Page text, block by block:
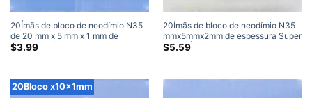
20Ímãs de bloco de neodímio N35
de 20 mm x 5 mm x 1 mm de
espessura Ímãs super fortes
$3.99
20Ímãs de bloco de neodímio N35
mmx5mmx2mm de espessura Super
Fortes Ímãs retangulares planos e
$5.59
20Bloco x10x1mm